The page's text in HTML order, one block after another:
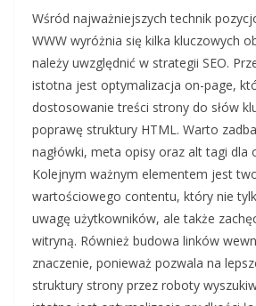
Wśród najważniejszych technik
WWW wyróżnia się kilka kluczowych
należy uwzględnić w strategii SEO.
istotna jest optymalizacja on-page,
dostosowanie treści strony do słów
poprawę struktury HTML. Warto
nagłówki, meta opisy oraz alt tagi dla
Kolejnym ważnym elementem jest
wartościowego contentu, który nie
uwagę użytkowników, ale także
witryną. Również budowa linków
znaczenie, ponieważ pozwala na
struktury strony przez roboty